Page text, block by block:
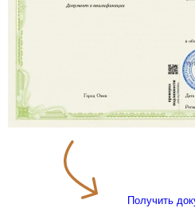
Получить